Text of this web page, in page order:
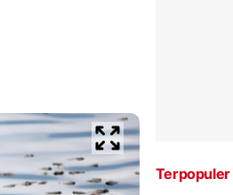
Terpopuler